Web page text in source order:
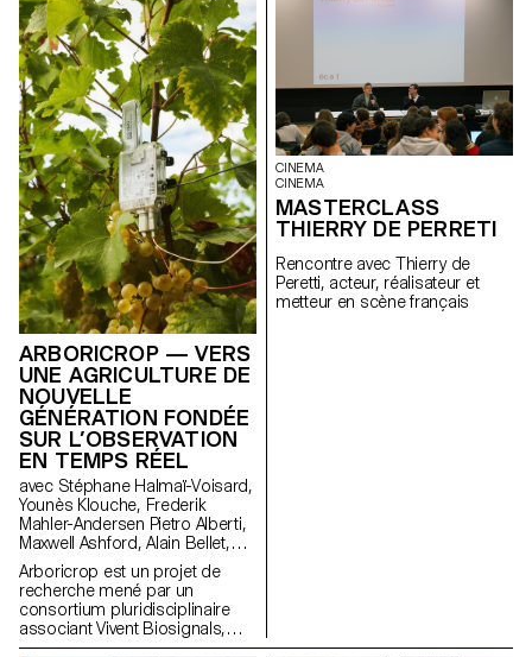
Produit ont été invité·e·s à
imaginer un outil innovant
adapté aux habitudes
contemporaines. À travers des
stroytelling créatifs, ces projets
conceptuels s’intéressent à la
dimension humaine de la
technologie
mobile: comment elle influence
nos habitudes et pourrait
évoluer vers des formes plus
intuitives et intégrées à nos vies.
Née d'un dialogue fertile entre
pédagogie et industrie, cette
collaboration reflète l'approche
expérimentale de l'ECAL où se
conjuguent design, pensée
critique et forte sensibilité aux
technologies émergentes.
pour réparer, recycler, nettoyer
ARBORICROP — VERS
UNE AGRICULTURE DE
NOUVELLE
GÉNÉRATION FONDÉE
SUR L’OBSERVATION
EN TEMPS RÉEL
avec Stéphane Halmaï-Voisard,
Younès Klouche, Frederik
Mahler-Andersen Pietro Alberti,
Maxwell Ashford, Alain Bellet,
Laurent Soldini
Arboricrop est un projet de
recherche mené par un
consortium pluridisciplinaire
associant Vivent Biosignals,
Changins – Haute école de
CINEMA
CINEMA
MASTERCLASS
THIERRY DE PERRETI
Rencontre avec Thierry de
Peretti, acteur, réalisateur et
metteur en scène français